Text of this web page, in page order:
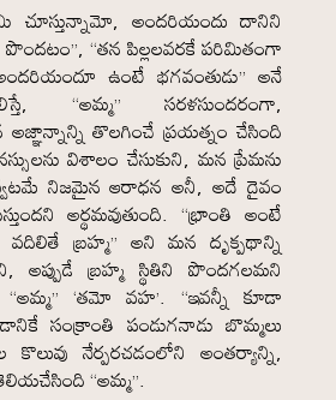
చూస్తున్నామో, అందరియందు దానిని
పొందటం”, “తన పిల్లలవరకే పరిమితంగా
ఉంటే భగవంతుడు” అనే
“అమ్మ” సరళసుందరంగా,
తొలగించే ప్రయత్నం చేసింది
విశాలం చేసుకుని, మన ప్రేమను
నిజమైన ఆరాధన అనీ, అదే దైవం
అర్థమవుతుంది. “భ్రాంతి అంటే
బ్రహ్మ” అని మన దృక్పథాన్ని
అప్పుడే బ్రహ్మ స్థితిని పొందగలమని
‘తమో వహ’. “ఇవన్నీ కూడా
సంక్రాంతి పండుగనాడు బొమ్మలు
నేర్పరచడంలోని అంతర్యాన్ని,
“అమ్మ”.